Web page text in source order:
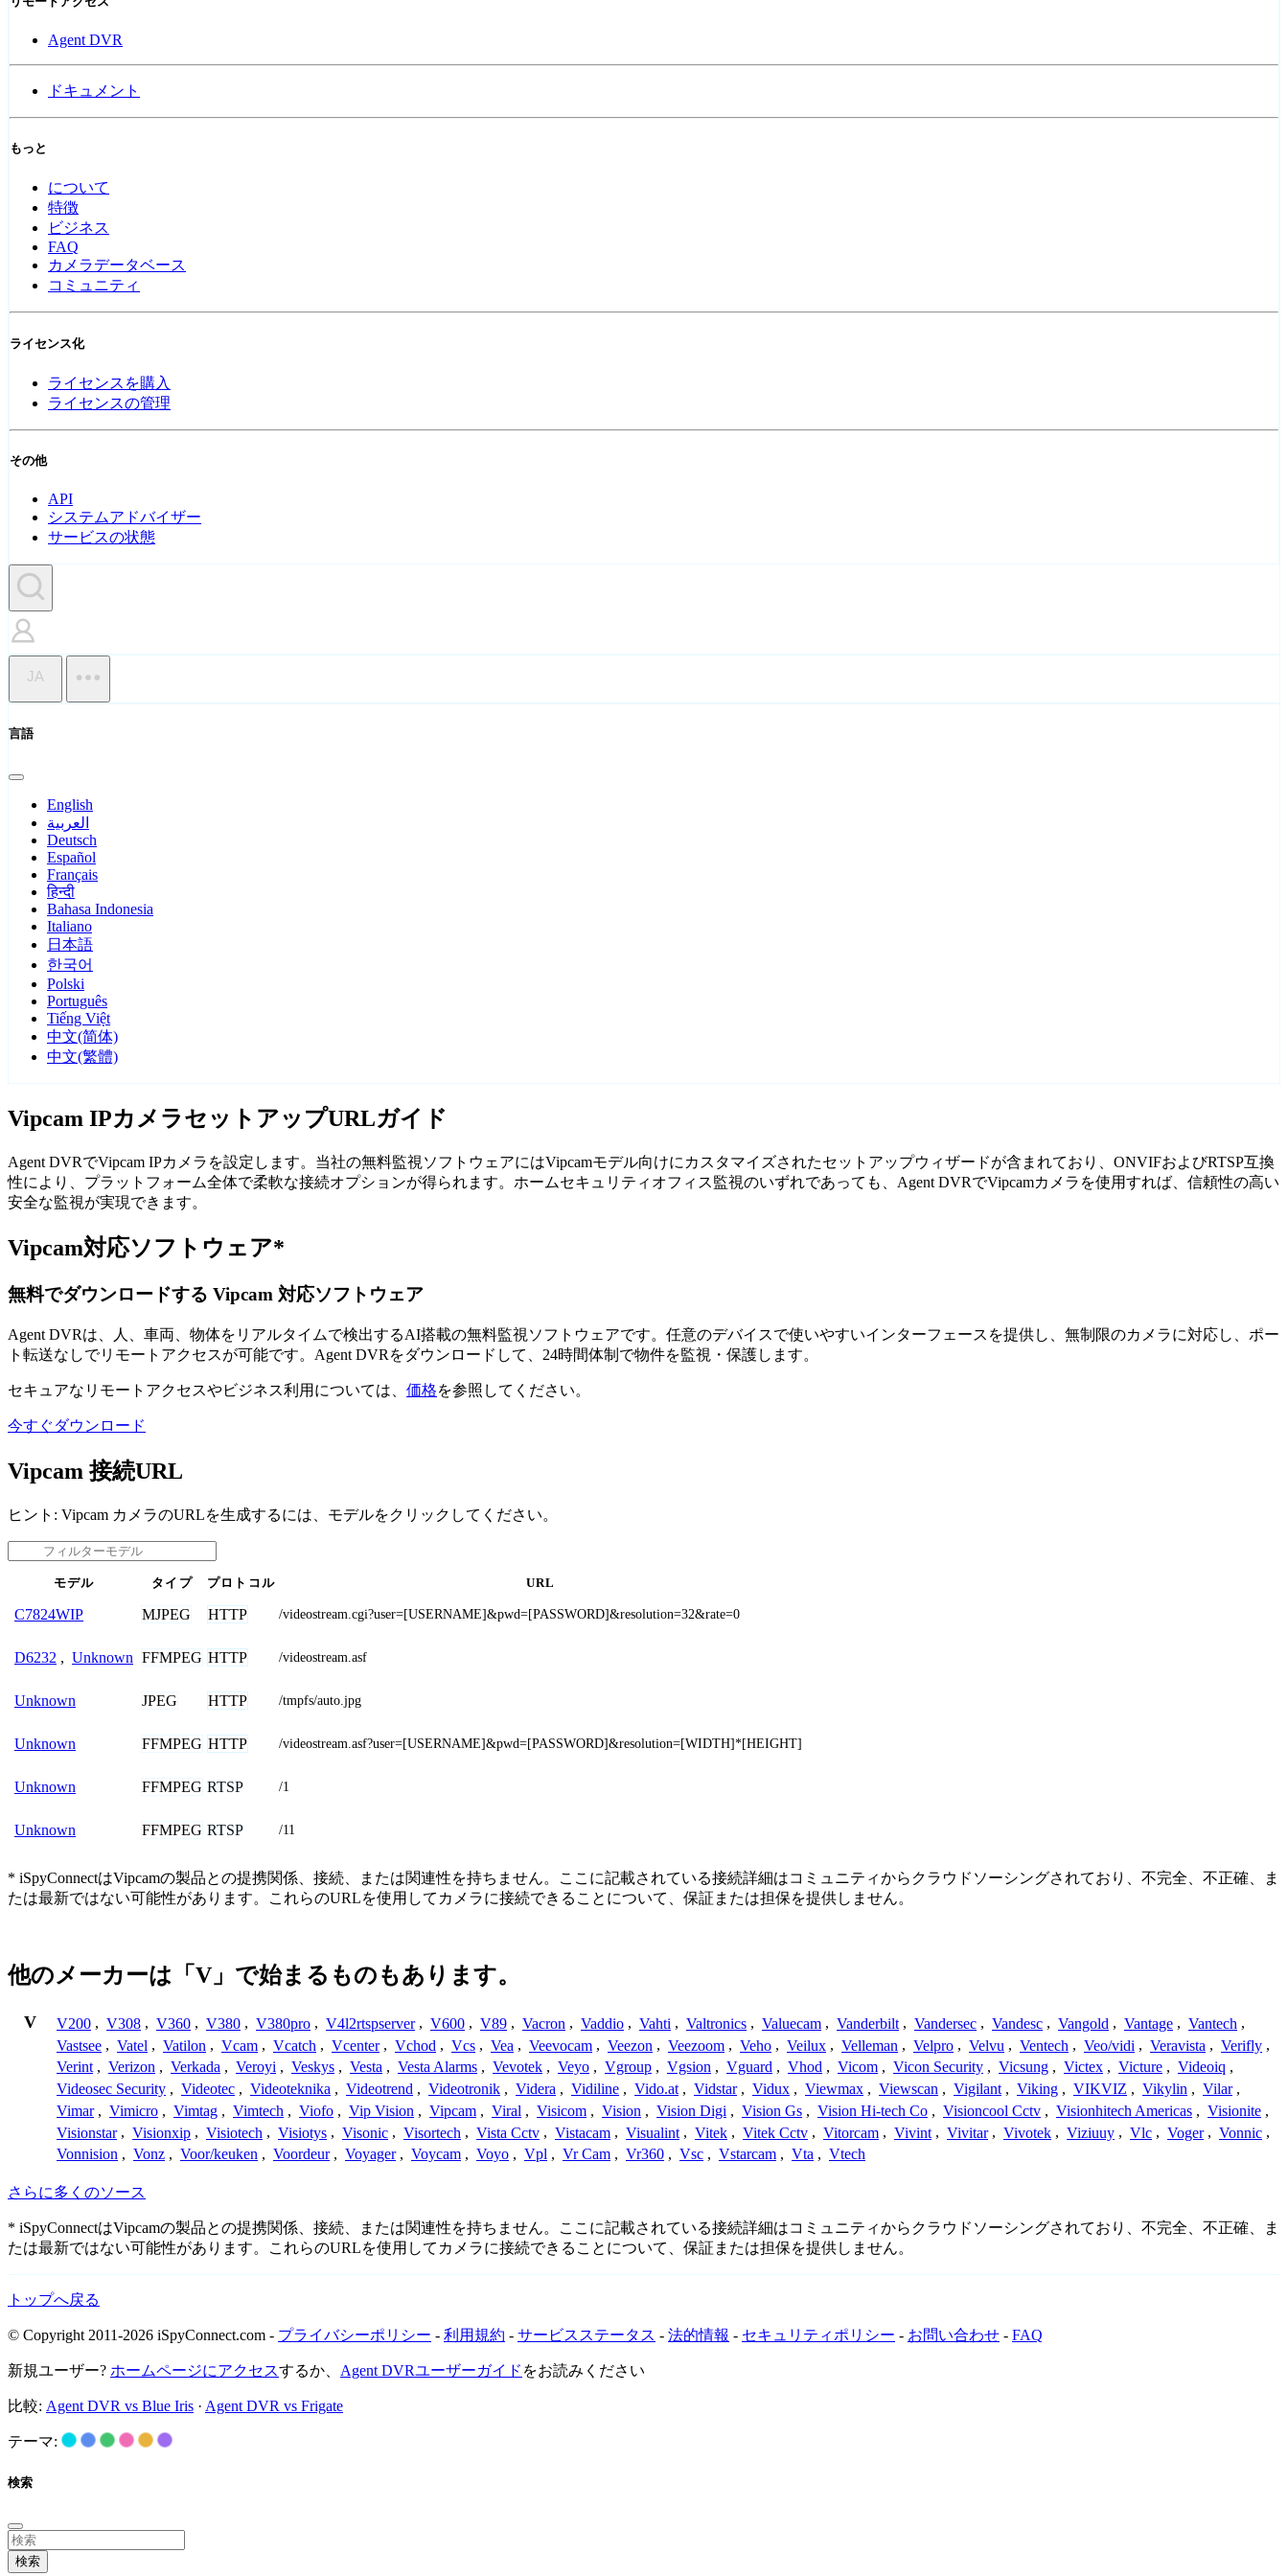
Agent DVR
ドキュメント
もっと
について
特徴
ビジネス
FAQ
カメラデータベース
コミュニティ
ライセンス化
ライセンスを購入
ライセンスの管理
その他
API
システムアドバイザー
サービスの状態
JA
言語
English
العربية
Deutsch
Español
Français
हिन्दी
Bahasa Indonesia
Italiano
日本語
한국어
Polski
Português
Tiếng Việt
中文(简体)
中文(繁體)
Vipcam IPカメラセットアップURLガイド
Agent DVRでVipcam IPカメラを設定します。当社の無料監視ソフトウェアにはVipcamモデル向けにカスタマイズされたセットアップウィザードが含まれており、ONVIFおよびRTSP互換
性により、プラットフォーム全体で柔軟な接続オプションが得られます。ホームセキュリティオフィス監視のいずれであっても、Agent DVRでVipcamカメラを使用すれば、信頼性の高い
安全な監視が実現できます。
Vipcam対応ソフトウェア*
無料でダウンロードする Vipcam 対応ソフトウェア
Agent DVRは、人、車両、物体をリアルタイムで検出するAI搭載の無料監視ソフトウェアです。任意のデバイスで使いやすいインターフェースを提供し、無制限のカメラに対応し、ポー
ト転送なしでリモートアクセスが可能です。Agent DVRをダウンロードして、24時間体制で物件を監視・保護します。
セキュアなリモートアクセスやビジネス利用については、 価格を参照してください。
今すぐダウンロード
Vipcam 接続URL
ヒント: Vipcam カメラのURLを生成するには、モデルをクリックしてください。
モデル タイプ プロトコル URL
C7824WIP MJPEG HTTP /videostream.cgi?user=[USERNAME]&pwd=[PASSWORD]&resolution=32&rate=0
D6232 , Unknown FFMPEG HTTP /videostream.asf
Unknown JPEG HTTP /tmpfs/auto.jpg
Unknown FFMPEG HTTP /videostream.asf?user=[USERNAME]&pwd=[PASSWORD]&resolution=[WIDTH]*[HEIGHT]
Unknown FFMPEG RTSP /1
Unknown FFMPEG RTSP /11
* iSpyConnectはVipcamの製品との提携関係、接続、または関連性を持ちません。ここに記載されている接続詳細はコミュニティからクラウドソーシングされており、不完全、不正確、ま
たは最新ではない可能性があります。これらのURLを使用してカメラに接続できることについて、保証または担保を提供しません。
他のメーカーは「V」で始まるものもあります。
V V200 , V308 , V360 , V380 , V380pro , V4l2rtspserver , V600 , V89 , Vacron , Vaddio , Vahti , Valtronics , Valuecam , Vanderbilt , Vandersec , Vandesc , Vangold , Vantage , Vantech ,
Vastsee , Vatel , Vatilon , Vcam , Vcatch , Vcenter , Vchod , Vcs , Vea , Veevocam , Veezon , Veezoom , Veho , Veilux , Velleman , Velpro , Velvu , Ventech , Veo/vidi , Veravista , Verifly ,
Verint , Verizon , Verkada , Veroyi , Veskys , Vesta , Vesta Alarms , Vevotek , Veyo , Vgroup , Vgsion , Vguard , Vhod , Vicom , Vicon Security , Vicsung , Victex , Victure , Videoiq ,
Videosec Security , Videotec , Videoteknika , Videotrend , Videotronik , Videra , Vidiline , Vido.at , Vidstar , Vidux , Viewmax , Viewscan , Vigilant , Viking , VIKVIZ , Vikylin , Vilar ,
Vimar , Vimicro , Vimtag , Vimtech , Viofo , Vip Vision , Vipcam , Viral , Visicom , Vision , Vision Digi , Vision Gs , Vision Hi-tech Co , Visioncool Cctv , Visionhitech Americas , Visionite ,
Visionstar , Visionxip , Visiotech , Visiotys , Visonic , Visortech , Vista Cctv , Vistacam , Visualint , Vitek , Vitek Cctv , Vitorcam , Vivint , Vivitar , Vivotek , Viziuuy , Vlc , Voger , Vonnic ,
Vonnision , Vonz , Voor/keuken , Voordeur , Voyager , Voycam , Voyo , Vpl , Vr Cam , Vr360 , Vsc , Vstarcam , Vta , Vtech
さらに多くのソース
* iSpyConnectはVipcamの製品との提携関係、接続、または関連性を持ちません。ここに記載されている接続詳細はコミュニティからクラウドソーシングされており、不完全、不正確、ま
たは最新ではない可能性があります。これらのURLを使用してカメラに接続できることについて、保証または担保を提供しません。
トップへ戻る
© Copyright 2011-2026 iSpyConnect.com - プライバシーポリシー - 利用規約 - サービスステータス - 法的情報 - セキュリティポリシー - お問い合わせ - FAQ
新規ユーザー? ホームページにアクセスするか、 Agent DVRユーザーガイド をお読みください
比較: Agent DVR vs Blue Iris · Agent DVR vs Frigate
テーマ:
検索
検索